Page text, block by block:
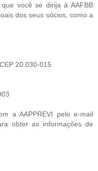
você se dirija à AAFBB
dos seus sócios, como a
20.030-015
a AAPPREVI pelo e-mail
obter as informações de